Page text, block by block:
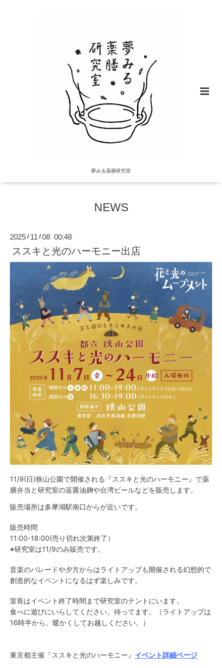
夢みる薬膳研究室
NEWS
2025 / 11 /08 00:48
ススキと光のハーモニー出店
11/9(日)狭山公園で開催される『ススキと光のハーモニー』で薬
膳弁当と研究室の韮醤油麹や台湾ビールなどを販売します。
販売場所は多摩湖駅南口からが近いです。
販売時間
11:00-18:00(売り切れ次第終了）
※研究室は11/9のみ販売です。
音楽のパレードや夕方からはライトアップも開催される幻想的で
創造的なイベントになるはず楽しみです。
室長はイベント終了時間まで研究室のテントにいます。
食べに遊びにいらしてください。待ってます。（ライトアップは
16時半から。暖かくしてお越しください。）
東京都主催 『ススキと光のハーモニー』 イベント詳細ページ